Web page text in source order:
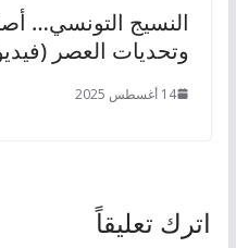
النسيج التونسي…
وتحديات العصر
14 أغسطس 2025
اترك تعليقاً